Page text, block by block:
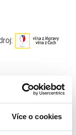
Více o cookies